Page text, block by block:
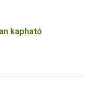
kapható